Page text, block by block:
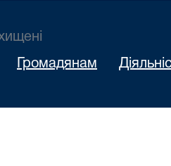
Громадянам